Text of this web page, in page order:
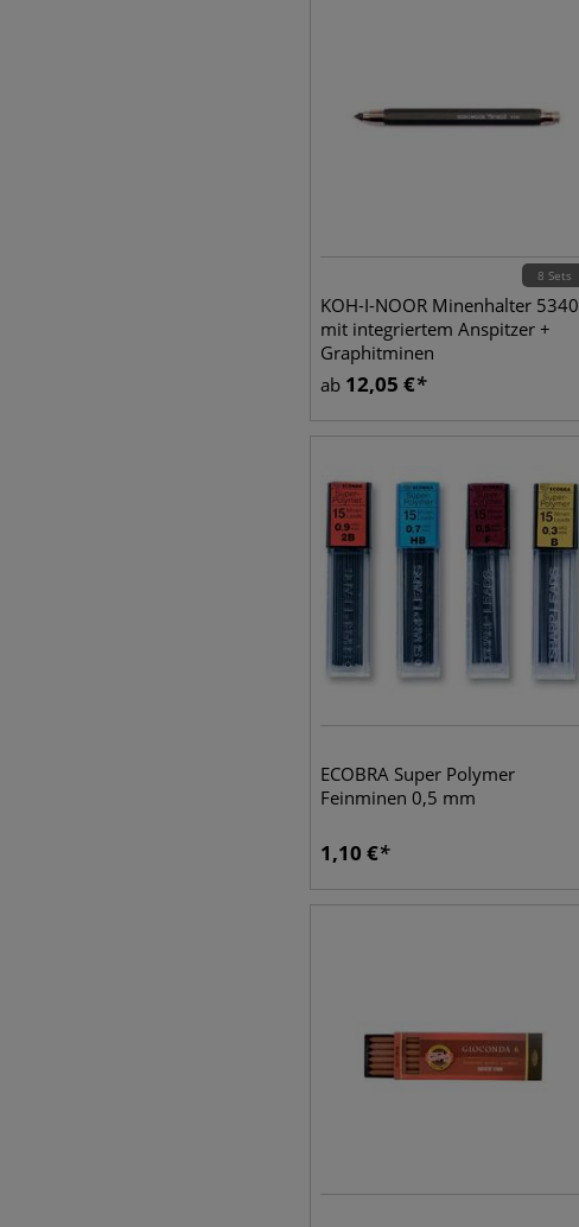
8 Sets
KOH-I-NOOR Minenhalter 5340
mit integriertem Anspitzer +
Graphitminen
ab 12,05 €
ECOBRA Super Polymer
Feinminen 0,5 mm
1,10 €